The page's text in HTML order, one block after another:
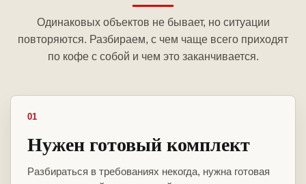
Одинаковых объектов не бывает, но ситуации
повторяются. Разбираем, с чем чаще всего приходят
по кофе с собой и чем это заканчивается.
01
Нужен готовый комплект
Разбираться в требованиях некогда, нужна готовая